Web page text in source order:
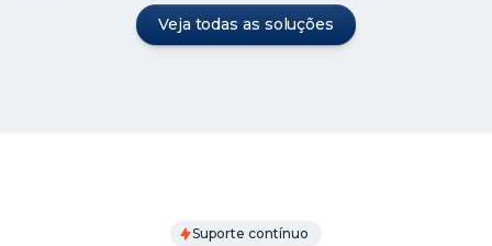
Veja todas as soluções
Suporte contínuo